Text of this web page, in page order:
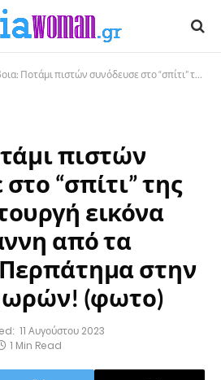
πιστών συνόδευσε στο “σπίτι” της την θαυματουργή εικόνα του Αγ. Ιωάννη από τα Κατούνια -Περπάτημα στην χάρη του 8 ωρών! (φωτο)
πιστών
“σπίτι” της
εικόνα
από τα
στην
ωρών! (φωτο)
11 Αυγούστου 2023
1 Min Read